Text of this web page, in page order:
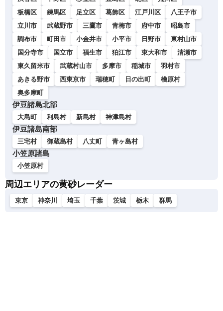
板橋区
練馬区 足立区 葛飾区 江戸川区
八王子市
立川市
武蔵野市 三鷹市 青梅市 府中市
昭島市
調布市
町田市 小金井市 小平市 日野市
東村山市
国分寺市
国立市 福生市 狛江市 東大和市
清瀬市
東久留米市
武蔵村山市 多摩市 稲城市
羽村市
あきる野市
西東京市 瑞穂町 日の出町
檜原村
奥多摩町
伊豆諸島北部
大島町 利島村 新島村 神津島村
伊豆諸島南部
三宅村 御蔵島村 八丈町 青ヶ島村
小笠原諸島
小笠原村
周辺エリアの黄砂レーダー
東京 神奈川 埼玉 千葉 茨城 栃木 群馬